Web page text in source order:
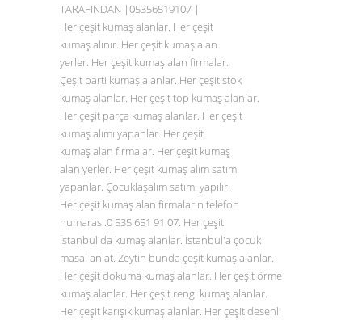
TARAFINDAN |05356519107 |
Her çeşit kumaş alanlar. Her çeşit
kumaş alınır. Her çeşit kumaş alan
yerler. Her çeşit kumaş alan firmalar.
Çeşit parti kumaş alanlar. Her çeşit stok
kumaş alanlar. Her çeşit top kumaş alanlar.
Her çeşit parça kumaş alanlar. Her çeşit
kumaş alımı yapanlar. Her çeşit
kumaş alan firmalar. Her çeşit kumaş
alan yerler. Her çeşit kumaş alım satımı
yapanlar. Çocuklaşalım satımı yapılır.
Her çeşit kumaş alan firmaların telefon
numarası.0 535 651 91 07. Her çeşit
İstanbul'da kumaş alanlar. İstanbul'a çocuk
masal anlat. Zeytin bunda çeşit kumaş alanlar.
Her çeşit dokuma kumaş alanlar. Her çeşit örme
kumaş alanlar. Her çeşit rengi kumaş alanlar.
Her çeşit karışık kumaş alanlar. Her çeşit desenli